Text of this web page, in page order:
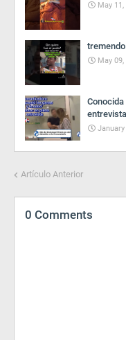
May 11,
May 09,
entrevista
January
Artículo Anterior
0 Comments